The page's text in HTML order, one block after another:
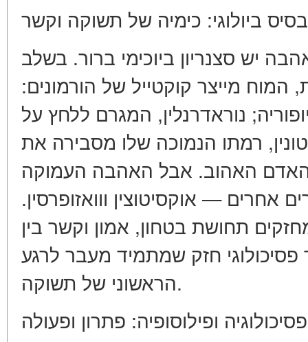
בסיס ביולוגי: כימיה של תשוקה וקשר
יש סצנריון ביוכימי ברור. בשלב
המוח מייצר קוקטייל של הורמונים:
נוראדרנלין, המגרם ללחץ על
רמתו הנמוכה שלו מסבירה את
האהוב. אבל האהבה העמוקה
אחרים — אוקסיטוצין ווואזופרסין.
תחושת בטחון, אמון וקשר בין
פסיכולוגי חזק שמתמיד מעבר לרגע
הראשוני של תשוקה.
פסיכולוגיה ופילוסופיה: פתרון ופעולה